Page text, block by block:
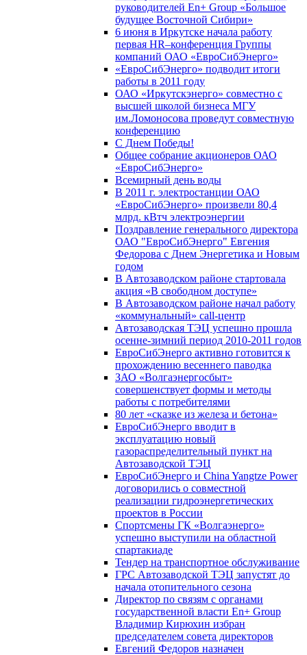
руководителей En+ Group «Большое
будущее Восточной Сибири»
6 июня в Иркутске начала работу
первая HR–конференция Группы
компаний ОАО «ЕвроСибЭнерго»
«ЕвроСибЭнерго» подводит итоги
работы в 2011 году
ОАО «Иркутскэнерго» совместно с
высшей школой бизнеса МГУ
им.Ломоносова проведут совместную
конференцию
С Днем Победы!
Общее собрание акционеров ОАО
«ЕвроСибЭнерго»
Всемирный день воды
В 2011 г. электростанции ОАО
«ЕвроСибЭнерго» произвели 80,4
млрд. кВтч электроэнергии
Поздравление генерального директора
ОАО "ЕвроСибЭнерго" Евгения
Федорова с Днем Энергетика и Новым
годом
В Автозаводском районе стартовала
акция «В свободном доступе»
В Автозаводском районе начал работу
«коммунальный» call-центр
Автозаводская ТЭЦ успешно прошла
осенне-зимний период 2010-2011 годов
ЕвроСибЭнерго активно готовится к
прохождению весеннего паводка
ЗАО «Волгаэнергосбыт»
совершенствует формы и методы
работы с потребителями
80 лет «сказке из железа и бетона»
ЕвроСибЭнерго вводит в
эксплуатацию новый
газораспределительный пункт на
Автозаводской ТЭЦ
ЕвроСибЭнерго и China Yangtze Power
договорились о совместной
реализации гидроэнергетических
проектов в России
Спортсмены ГК «Волгаэнерго»
успешно выступили на областной
спартакиаде
Тендер на транспортное обслуживание
ГРС Автозаводской ТЭЦ запустят до
начала отопительного сезона
Директор по связям с органами
государственной власти En+ Group
Владимир Кирюхин избран
председателем совета директоров
Евгений Федоров назначен